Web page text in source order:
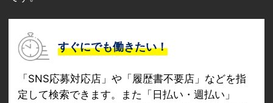
すぐにでも働きたい！
「SNS応募対応店」や「履歴書不要店」などを指
定して検索できます。また「日払い・週払い」